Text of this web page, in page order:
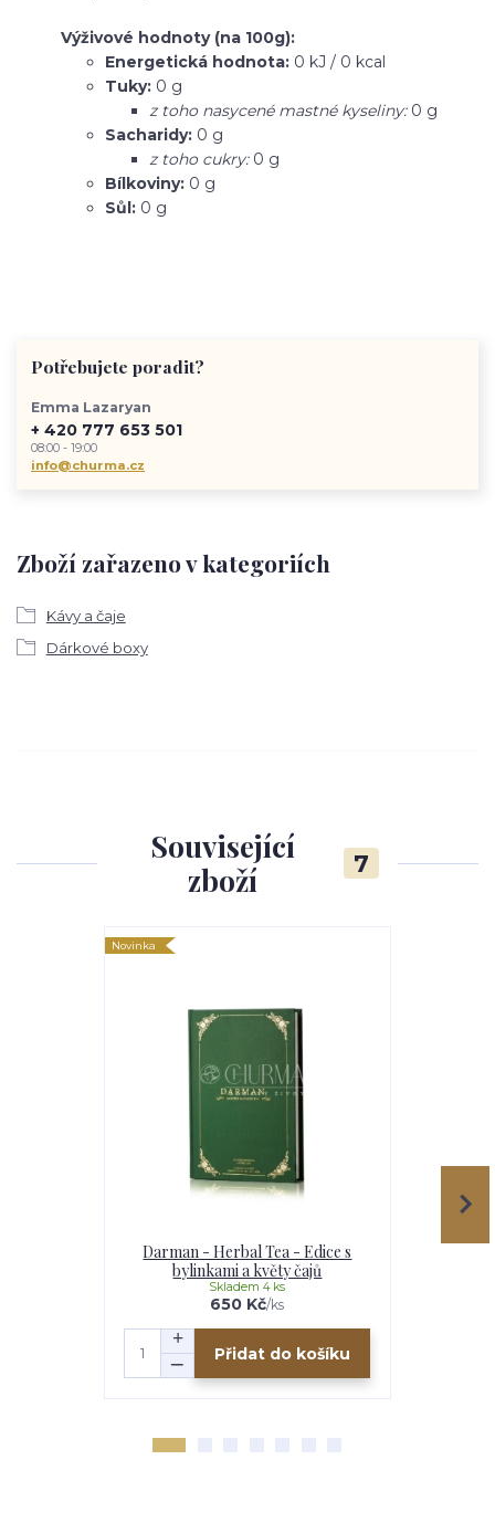
Výživové hodnoty (na 100g):
Energetická hodnota: 0 kJ / 0 kcal
Tuky: 0 g
z toho nasycené mastné kyseliny:0 g
Sacharidy: 0 g
z toho cukry:0 g
Bílkoviny: 0 g
Sůl: 0 g
Zboží zařazeno v kategoriích
Kávy a čaje
Dárkové boxy
Potřebujete poradit?
Emma Lazaryan
+ 420 777 653 501
08:00 - 19:00
info@churma.cz
Související
zboží
7
Novinka
Darman - Herbal Tea - Edice s
bylinkami a květy čajů
650 Kč/ks
Skladem 4 ks
Přidat do košíku